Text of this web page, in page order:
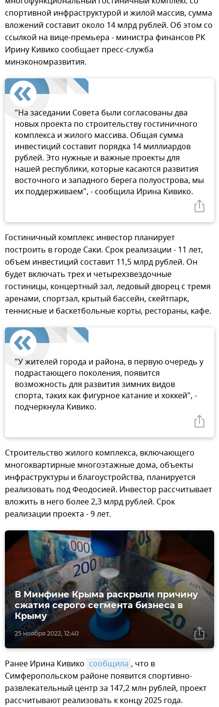
спортивной инфраструктурой и жилой массив, сумма
вложений составит около 14 млрд рублей. Об этом со
ссылкой на вице-премьера - министра финансов РК
Ирину Кивико сообщает пресс-служба
минэкономразвития.
"На заседании Совета были согласованы два
новых проекта по строительству гостиничного
комплекса и жилого массива. Общая сумма
инвестиций составит порядка 14 миллиардов
рублей. Это нужные и важные проекты для
нашей республики, которые касаются развития
восточного и западного берега полуострова, мы
их поддерживаем", - сообщила Ирина Кивико.
Гостиничный комплекс инвестор планирует
построить в городе Саки. Срок реализации - 11 лет,
объем инвестиций составит 11,5 млрд рублей. Он
будет включать трех и четырехзвездочные
гостиницы, концертный зал, ледовый дворец с тремя
аренами, спортзал, крытый бассейн, скейтпарк,
теннисные и баскетбольные корты, рестораны, кафе.
"У жителей города и района, в первую очередь у
подрастающего поколения, появится
возможность для развития зимних видов
спорта, таких как фигурное катание и хоккей", -
подчеркнула Кивико.
Строительство жилого комплекса, включающего
многоквартирные многоэтажные дома, объекты
инфраструктуры и благоустройства, планируется
реализовать под Феодосией. Инвестор рассчитывает
вложить в него более 2,3 млрд рублей. Срок
реализации проекта - 9 лет.
25 ноября 2022, 12:40
В Минфине Крыма раскрыли причину
сжатия серого сегмента бизнеса в
Крыму
Ранее Ирина Кивико сообщила , что в
Симферопольском районе появится спортивно-
развлекательный центр за 147,2 млн рублей, проект
рассчитывают реализовать к концу 2025 года.